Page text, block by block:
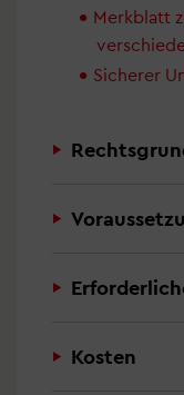
Merkblatt
Sicherer
Kosten